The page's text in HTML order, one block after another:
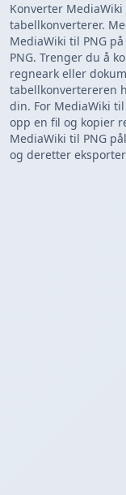
Konverter
tabellkonverterer.
MediaWiki til PNG
PNG. Trenger du å
regneark eller
tabellkonvertereren
din. For MediaWiki
opp en fil og kopier
MediaWiki til PNG
og deretter